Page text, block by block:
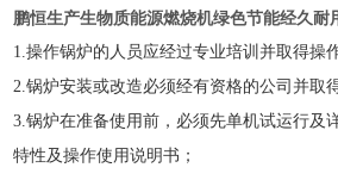
鹏恒生产生物质能源燃烧机绿色节能经久耐
1.操作锅炉的人员应经过专业培训并取得操
2.锅炉安装或改造必须经有资格的公司并取
3.锅炉在准备使用前，必须先单机试运行及
特性及操作使用说明书；